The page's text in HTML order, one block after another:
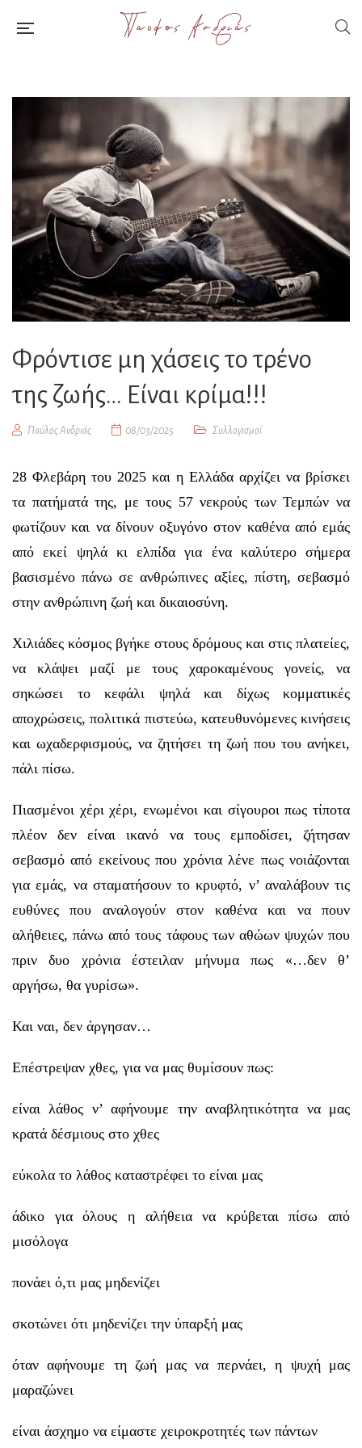
Φρόντισε μη χάσεις το τρένο
της ζωής… Είναι κρίμα!!!
Παύλος Ανδριάς 08/03/2025 Συλλογισμοί
28 Φλεβάρη του 2025 και η Ελλάδα αρχίζει να βρίσκει
τα πατήματά της, με τους 57 νεκρούς των Τεμπών να
φωτίζουν και να δίνουν οξυγόνο στον καθένα από εμάς
από εκεί ψηλά κι ελπίδα για ένα καλύτερο σήμερα
βασισμένο πάνω σε ανθρώπινες αξίες, πίστη, σεβασμό
στην ανθρώπινη ζωή και δικαιοσύνη.
Χιλιάδες κόσμος βγήκε στους δρόμους και στις πλατείες,
να κλάψει μαζί με τους χαροκαμένους γονείς, να
σηκώσει το κεφάλι ψηλά και δίχως κομματικές
αποχρώσεις, πολιτικά πιστεύω, κατευθυνόμενες κινήσεις
και ωχαδερφισμούς, να ζητήσει τη ζωή που του ανήκει,
πάλι πίσω.
Πιασμένοι χέρι χέρι, ενωμένοι και σίγουροι πως τίποτα
πλέον δεν είναι ικανό να τους εμποδίσει, ζήτησαν
σεβασμό από εκείνους που χρόνια λένε πως νοιάζονται
για εμάς, να σταματήσουν το κρυφτό, ν’ αναλάβουν τις
ευθύνες που αναλογούν στον καθένα και να πουν
αλήθειες, πάνω από τους τάφους των αθώων ψυχών που
πριν δυο χρόνια έστειλαν μήνυμα πως «…δεν θ’
αργήσω, θα γυρίσω».
Και ναι, δεν άργησαν…
Επέστρεψαν χθες, για να μας θυμίσουν πως:
είναι λάθος ν’ αφήνουμε την αναβλητικότητα να μας
κρατά δέσμιους στο χθες
εύκολα το λάθος καταστρέφει το είναι μας
άδικο για όλους η αλήθεια να κρύβεται πίσω από
μισόλογα
πονάει ό,τι μας μηδενίζει
σκοτώνει ότι μηδενίζει την ύπαρξή μας
όταν αφήνουμε τη ζωή μας να περνάει, η ψυχή μας
μαραζώνει
είναι άσχημο να είμαστε χειροκροτητές των πάντων